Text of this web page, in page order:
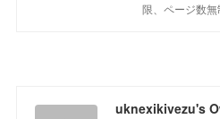
限、ページ数無
uknexikivezu's